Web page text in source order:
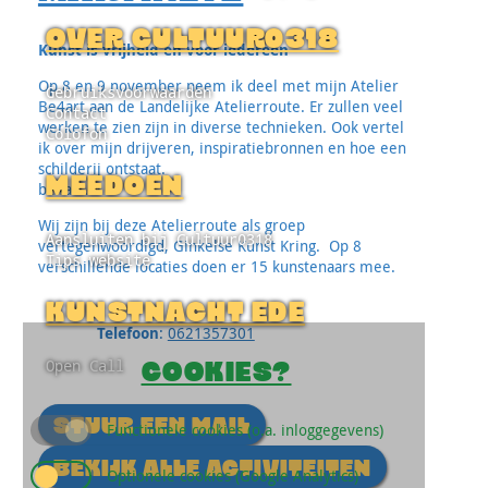
OVER CULTUUR0318
Gebruiksvoorwaarden
Contact
Colofon
MEEDOEN
Aansluiten bij Cultuur0318
Tips website
KUNSTNACHT EDE
Open Call
Kunst is vrijheid en voor iedereen
Op 8 en 9 november neem ik deel met mijn Atelier
Be4art aan de Landelijke Atelierroute. Er zullen veel
werken te zien zijn in diverse technieken. Ook vertel
ik over mijn drijveren, inspiratiebronnen en hoe een
schilderij ontstaat.
be4art.nl
Wij zijn bij deze Atelierroute als groep
vertegenwoordigd, Ginkelse Kunst Kring. Op 8
verschillende locaties doen er 15 kunstenaars mee.
Telefoon:0621357301
STUUR EEN MAIL
BEKIJK ALLE ACTIVITEITEN
COOKIES?
Functionele cookies (o.a. inloggegevens)
Optionele cookies (Google Analytics)